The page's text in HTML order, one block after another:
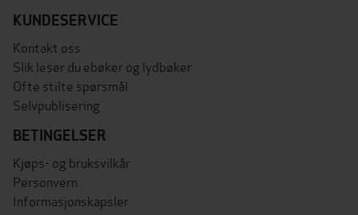
KUNDESERVICE
Kontakt oss
Slik leser du ebøker og lydbøker
Ofte stilte spørsmål
Selvpublisering
BETINGELSER
Kjøps- og bruksvilkår
Personvern
Informasjonskapsler